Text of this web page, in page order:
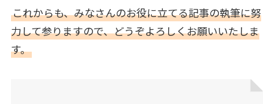
これからも、みなさんのお役に立てる記事の執筆に努
力して参りますので、どうぞよろしくお願いいたしま
す。